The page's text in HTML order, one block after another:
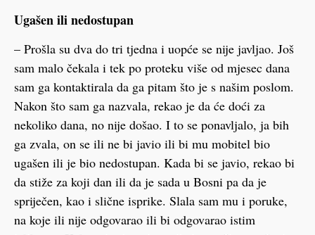
Ugašen ili nedostupan
– Prošla su dva do tri tjedna i uopće se nije javljao. Još
sam malo čekala i tek po proteku više od mjesec dana
sam ga kontaktirala da ga pitam što je s našim poslom.
Nakon što sam ga nazvala, rekao je da će doći za
nekoliko dana, no nije došao. I to se ponavljalo, ja bih
ga zvala, on se ili ne bi javio ili bi mu mobitel bio
ugašen ili je bio nedostupan. Kada bi se javio, rekao bi
da stiže za koji dan ili da je sada u Bosni pa da je
spriječen, kao i slične isprike. Slala sam mu i poruke,
na koje ili nije odgovarao ili bi odgovarao istim